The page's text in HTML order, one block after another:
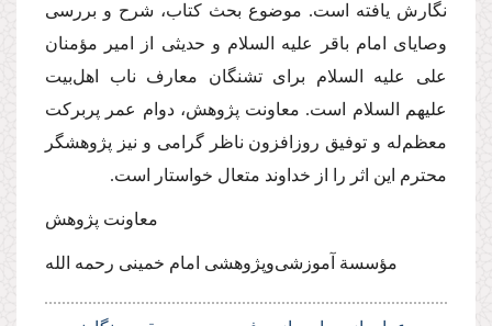
نگارش یافته است. موضوع بحث كتاب، شرح و بررسی
وصایای امام باقر
علیه السلام و حدیثی از امیر مؤمنان
علی علیه السلام برای تشنگان معارف ناب اهل‌بیت
علیهم السلام است. معاونت پژوهش، دوام عمر پربركت
معظم‌له و توفیق روزافزون ناظر گرامی و نیز پژوهشگر
محترم این اثر را از خداوند متعال خواستار است.
معاونت پژوهش
مؤسسة آموزشی‌و‌پژوهشی امام خمینی رحمه الله